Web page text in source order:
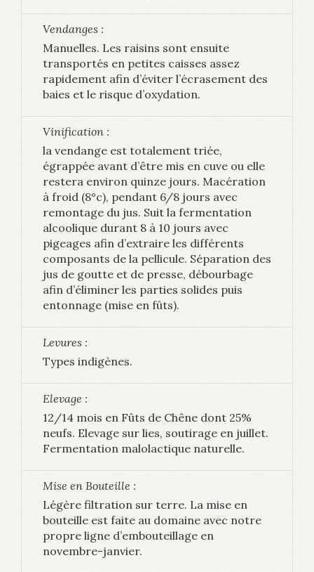
Vendanges :
Manuelles. Les raisins sont ensuite
transportés en petites caisses assez
rapidement afin d’éviter l’écrasement des
baies et le risque d’oxydation.
Vinification :
la vendange est totalement triée,
égrappée avant d’être mis en cuve ou elle
restera environ quinze jours. Macération
à froid (8°c), pendant 6/8 jours avec
remontage du jus. Suit la fermentation
alcoolique durant 8 à 10 jours avec
pigeages afin d’extraire les différents
composants de la pellicule. Séparation des
jus de goutte et de presse, débourbage
afin d’éliminer les parties solides puis
entonnage (mise en fûts).
Levures :
Types indigènes.
Elevage :
12/14 mois en Fûts de Chêne dont 25%
neufs. Elevage sur lies, soutirage en juillet.
Fermentation malolactique naturelle.
Mise en Bouteille :
Légère filtration sur terre. La mise en
bouteille est faite au domaine avec notre
propre ligne d’embouteillage en
novembre-janvier.